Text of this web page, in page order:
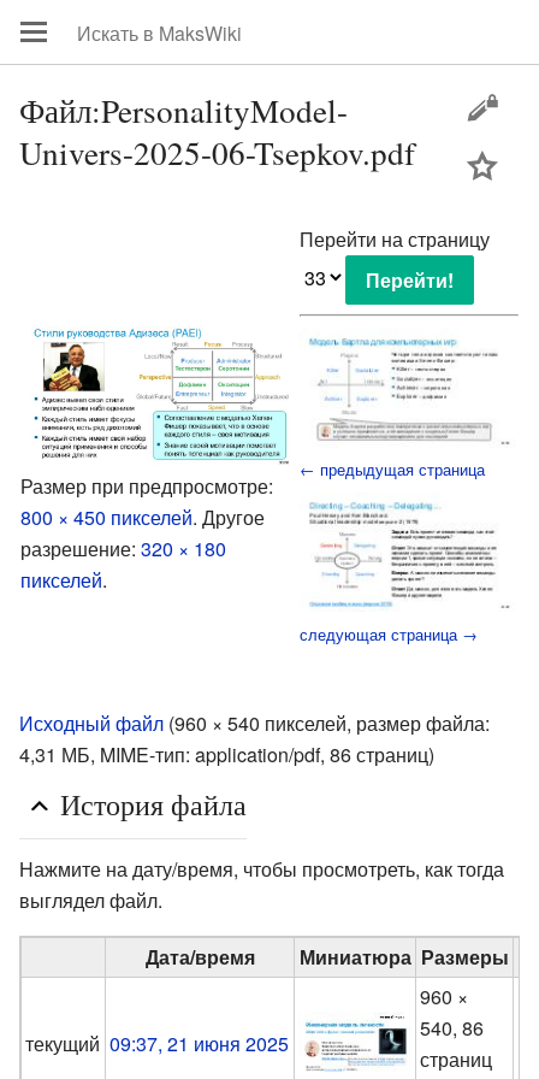
Файл:PersonalityModel-
Univers-2025-06-Tsepkov.pdf
Размер при предпросмотре:
800 × 450 пикселей. Другое
разрешение: 320 × 180
пикселей.
Перейти на страницу
← предыдущая страница
следующая страница →
Исходный файл (960 × 540 пикселей, размер файла:
4,31 МБ, MIME-тип: application/pdf, 86 страниц)
История файла
Нажмите на дату/время, чтобы просмотреть, как тогда
выглядел файл.
Дата/время Миниатюра Размеры
текущий 09:37, 21 июня 2025
960 ×
540, 86
страниц